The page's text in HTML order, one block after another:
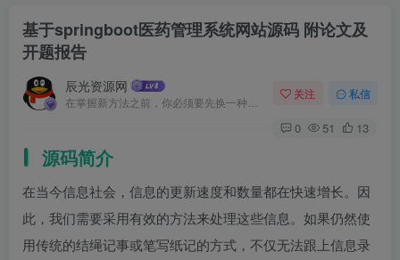
基于springboot医药管理系统网站源码 附论文及
开题报告
辰光资源网 关注 私信
0 51 13
源码简介
在当今信息社会，信息的更新速度和数量都在快速增长。因
此，我们需要采用有效的方法来处理这些信息。如果仍然使
用传统的结绳记事或笔写纸记的方式，不仅无法跟上信息录